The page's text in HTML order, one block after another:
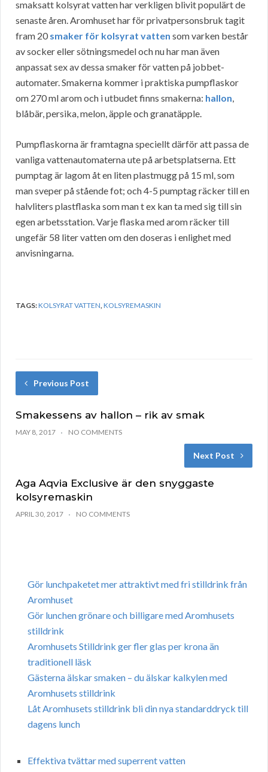
smaksatt kolsyrat vatten har verkligen blivit populärt de
senaste åren. Aromhuset har för privatpersonsbruk tagit
fram 20 smaker för kolsyrat vatten som varken består
av socker eller sötningsmedel och nu har man även
anpassat sex av dessa smaker för vatten på jobbet-
automater. Smakerna kommer i praktiska pumpflaskor
om 270 ml arom och i utbudet finns smakerna: hallon,
blåbär, persika, melon, äpple och granatäpple.
Pumpflaskorna är framtagna speciellt därför att passa de
vanliga vattenautomaterna ute på arbetsplatserna. Ett
pumptag är lagom åt en liten plastmugg på 15 ml, som
man sveper på stående fot; och 4-5 pumptag räcker till en
halvliters plastflaska som man t ex kan ta med sig till sin
egen arbetsstation. Varje flaska med arom räcker till
ungefär 58 liter vatten om den doseras i enlighet med
anvisningarna.
TAGS:KOLSYRAT VATTEN,KOLSYREMASKIN
Previous Post
Smakessens av hallon – rik av smak
MAY 8, 2017 NO COMMENTS
Next Post
Aga Aqvia Exclusive är den snyggaste
kolsyremaskin
APRIL 30, 2017 NO COMMENTS
Gör lunchpaketet mer attraktivt med fri stilldrink från
Aromhuset
Gör lunchen grönare och billigare med Aromhusets
stilldrink
Aromhusets Stilldrink ger fler glas per krona än
traditionell läsk
Gästerna älskar smaken – du älskar kalkylen med
Aromhusets stilldrink
Låt Aromhusets stilldrink bli din nya standarddryck till
dagens lunch
Effektiva tvättar med superrent vatten